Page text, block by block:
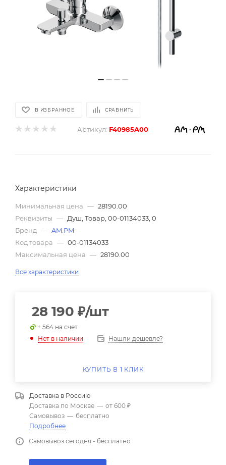
В ИЗБРАННОЕ СРАВНИТЬ
Артикул: F40985A00
Характеристики
Минимальная цена — 28190.00
Реквизиты — Душ, Товар, 00-01134033, 0
Бренд — AM.PM
Код товара — 00-01134033
Максимальная цена — 28190.00
Все характеристики
28 190 ₽/шт
+ 564 на счет
Нет в наличии
Нашли дешевле?
КУПИТЬ В 1 КЛИК
Доставка в Россию
Доставка по Москве — от 600 ₽
Самовывоз — бесплатно
Подробнее
Самовывоз сегодня - бесплатно